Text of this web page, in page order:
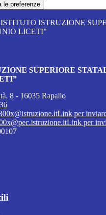
le preferenze
ISTITUTO ISTRUZIONE
LICETI”
SUPERIORE
8 - 16035 Rapallo
Link per
Link per